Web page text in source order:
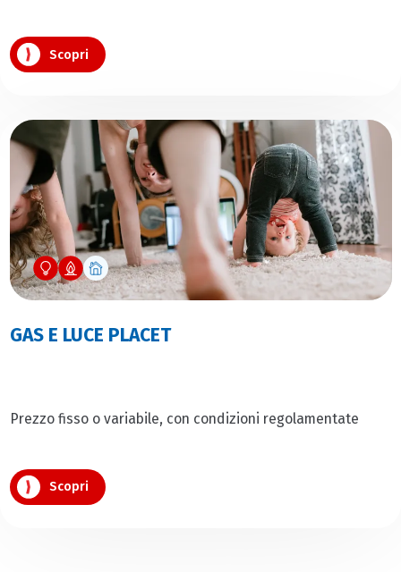
Scopri
GAS E LUCE PLACET
Prezzo fisso o variabile, con condizioni regolamentate
Scopri